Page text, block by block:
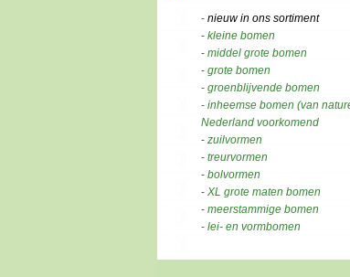
- nieuw in ons sortiment
- kleine bomen
- middel grote bomen
- grote bomen
- groenblijvende bomen
- inheemse bomen (van
Nederland voorkomend
- zuilvormen
- treurvormen
- bolvormen
- XL grote maten bomen
- meerstammige bomen
- lei- en vormbomen